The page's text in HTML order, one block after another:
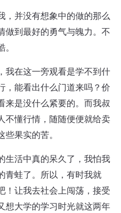
，并没有想象中的做的那么
做到最好的勇气与魄力。不
我在这一旁观看是学不到什
，能看出什么门道来吗？价
来是没什么紧要的。而我叔
不懂行情，随随便便就给卖
果实的苦。
生活中真的呆久了，我怕我
青蛙了。所以，有时我就
！让我去社会上闯荡，接受
想大学的学习时光就这两年